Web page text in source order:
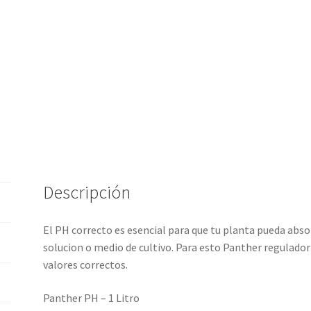
Descripción
El PH correcto es esencial para que tu planta pueda
solucion o medio de cultivo. Para esto Panther
valores correctos.
Panther PH – 1 Litro